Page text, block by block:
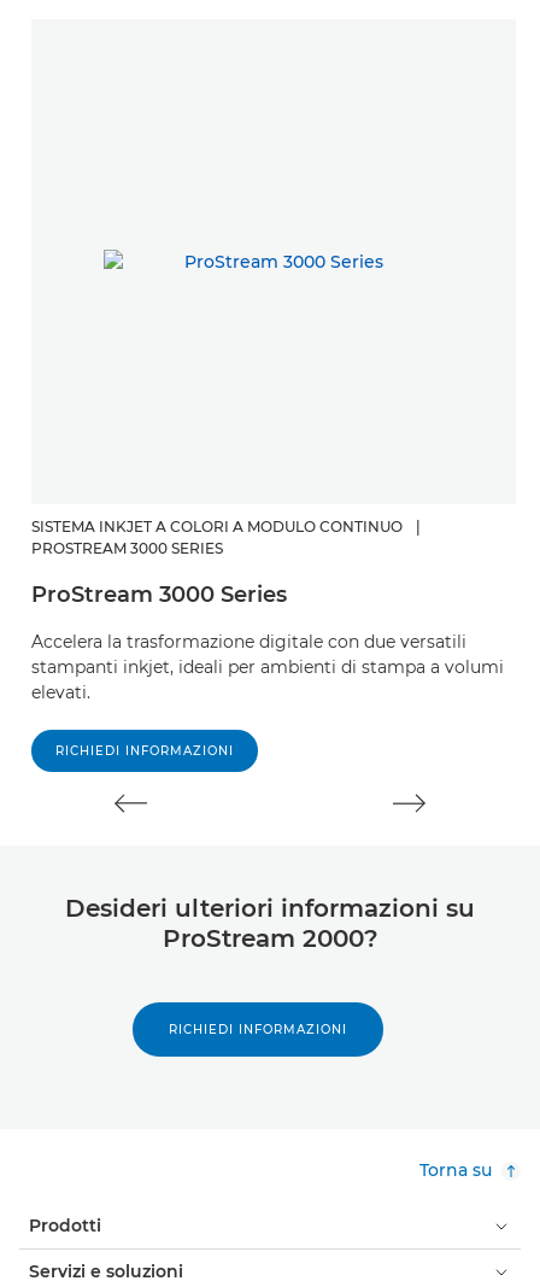
SISTEMA INKJET A COLORI A MODULO CONTINUO
PROSTREAM 3000 SERIES
ProStream 3000 Series
Accelera la trasformazione digitale con due versatili
stampanti inkjet, ideali per ambienti di stampa a volumi
elevati.
RICHIEDI INFORMAZIONI
Desideri ulteriori informazioni su
ProStream 2000?
RICHIEDI INFORMAZIONI
Torna su
Prodotti
Servizi e soluzioni